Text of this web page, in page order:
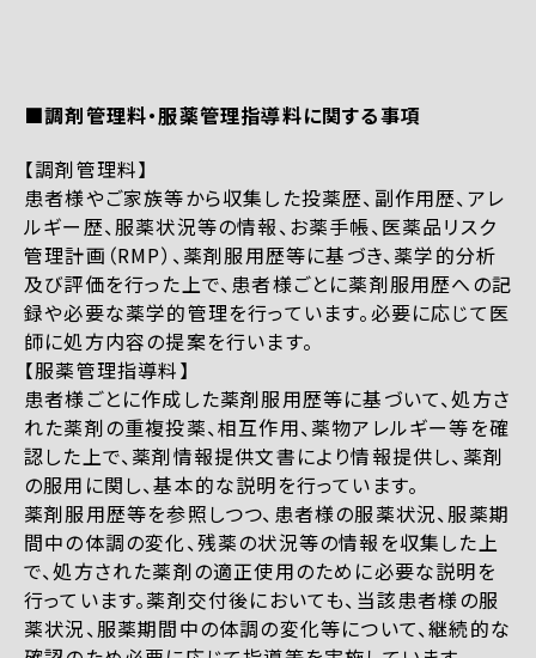
■調剤管理料・服薬管理指導料に関する事項
【調剤管理料】
患者様やご家族等から収集した投薬歴、副作用歴、アレ
ルギー歴、服薬状況等の情報、お薬手帳、医薬品リスク
管理計画（RMP）、薬剤服用歴等に基づき、薬学的分析
及び評価を行った上で、患者様ごとに薬剤服用歴への記
録や必要な薬学的管理を行っています。必要に応じて医
師に処方内容の提案を行います。
【服薬管理指導料】
患者様ごとに作成した薬剤服用歴等に基づいて、処方さ
れた薬剤の重複投薬、相互作用、薬物アレルギー等を確
認した上で、薬剤情報提供文書により情報提供し、薬剤
の服用に関し、基本的な説明を行っています。
薬剤服用歴等を参照しつつ、患者様の服薬状況、服薬期
間中の体調の変化、残薬の状況等の情報を収集した上
で、処方された薬剤の適正使用のために必要な説明を
行っています。薬剤交付後においても、当該患者様の服
薬状況、服薬期間中の体調の変化等について、継続的な